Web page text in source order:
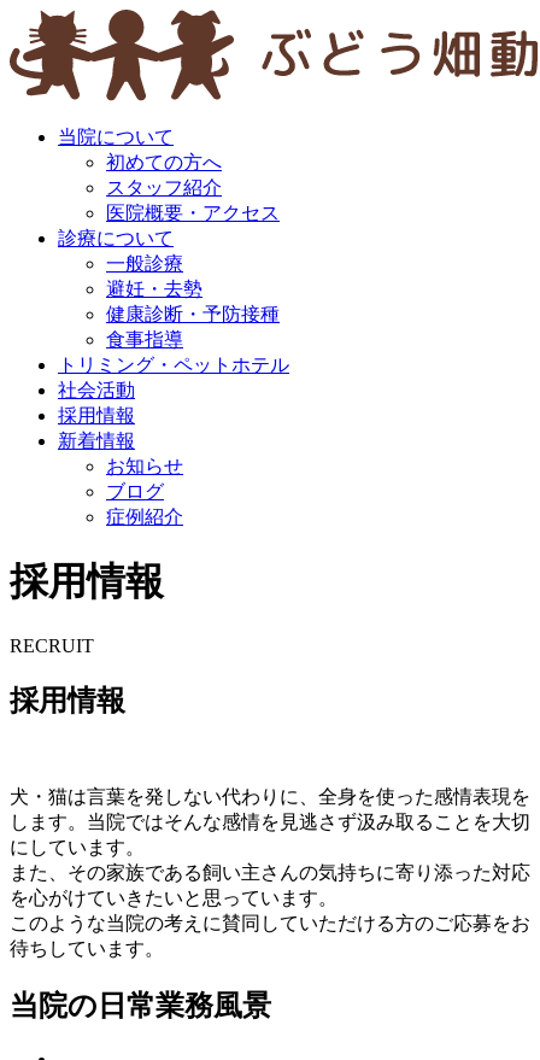
当院について
初めての方へ
スタッフ紹介
医院概要・アクセス
診療について
一般診療
避妊・去勢
健康診断・予防接種
食事指導
トリミング・ペットホテル
社会活動
採用情報
新着情報
お知らせ
ブログ
症例紹介
採用情報
RECRUIT
採用情報
犬・猫は言葉を発しない代わりに、全身を使った感情表現を
します。当院ではそんな感情を見逃さず汲み取ることを大切
にしています。
また、その家族である飼い主さんの気持ちに寄り添った対応
を心がけていきたいと思っています。
このような当院の考えに賛同していただける方のご応募をお
待ちしています。
当院の日常業務風景